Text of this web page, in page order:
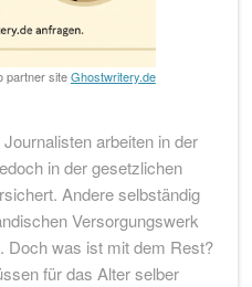
partner siteGhostwritery.de
arbeiten in der
in der gesetzlichen
Andere selbständig
Versorgungswerk
Doch was ist mit dem Rest?
für das Alter selber